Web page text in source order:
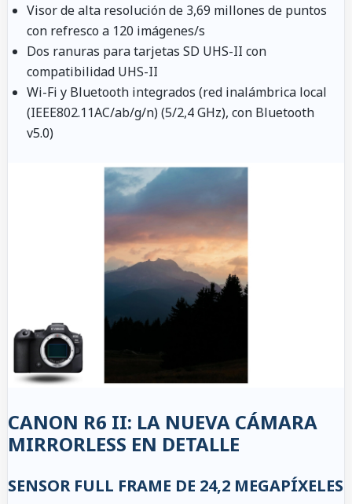
Visor de alta resolución de 3,69 millones de puntos
con refresco a 120 imágenes/s
Dos ranuras para tarjetas SD UHS-II con
compatibilidad UHS-II
Wi-Fi y Bluetooth integrados (red inalámbrica local
(IEEE802.11AC/ab/g/n) (5/2,4 GHz), con Bluetooth
v5.0)
CANON R6 II: LA NUEVA CÁMARA
MIRRORLESS EN DETALLE
SENSOR FULL FRAME DE 24,2 MEGAPÍXELES